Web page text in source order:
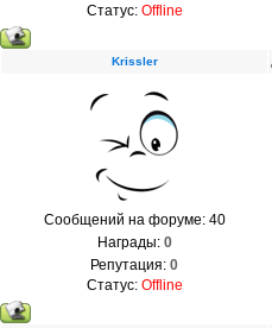
Статус: Offline
Krissler
Сообщений на форуме: 40
Награды: 0
Репутация: 0
Статус: Offline